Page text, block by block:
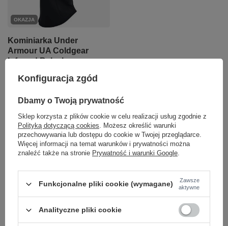
OKAZJA
Kominiarka Under
Armour UA Coldgear
Infrared Balaclava
79,00 zł / szt.
Najniższa cena produktu w
okresie 30 dni przed
69,00 zł +14%
Cena regularna:149,95 zł -47%
+ Dodaj do porównania
Akcesoria treningowe ułatwiające Twoje
ćwiczenia
Miłośnikom różnorodnych aktywności i sportowych stylizacji
polecamy przydatne akcesoria treningowe, takie jak worki na strój
Konfiguracja zgód
Dbamy o Twoją prywatność
Sklep korzysta z plików cookie w celu realizacji usług zgodnie z
Polityką dotyczącą cookies. Możesz określić warunki
przechowywania lub dostępu do cookie w Twojej przeglądarce.
Więcej informacji na temat warunków i prywatności można
znaleźć także na stronie Prywatność i warunki Google.
Funkcjonalne pliki cookie (wymagane)
Zawsze
aktywne
Analityczne pliki cookie